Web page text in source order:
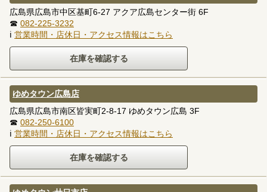
広島県広島市中区基町6-27 アクア広島センター街 6F
☎ 082-225-3232
ℹ 営業時間・店休日・アクセス情報はこちら
ゆめタウン広島店
広島県広島市南区皆実町2-8-17 ゆめタウン広島 3F
☎ 082-250-6100
ℹ 営業時間・店休日・アクセス情報はこちら